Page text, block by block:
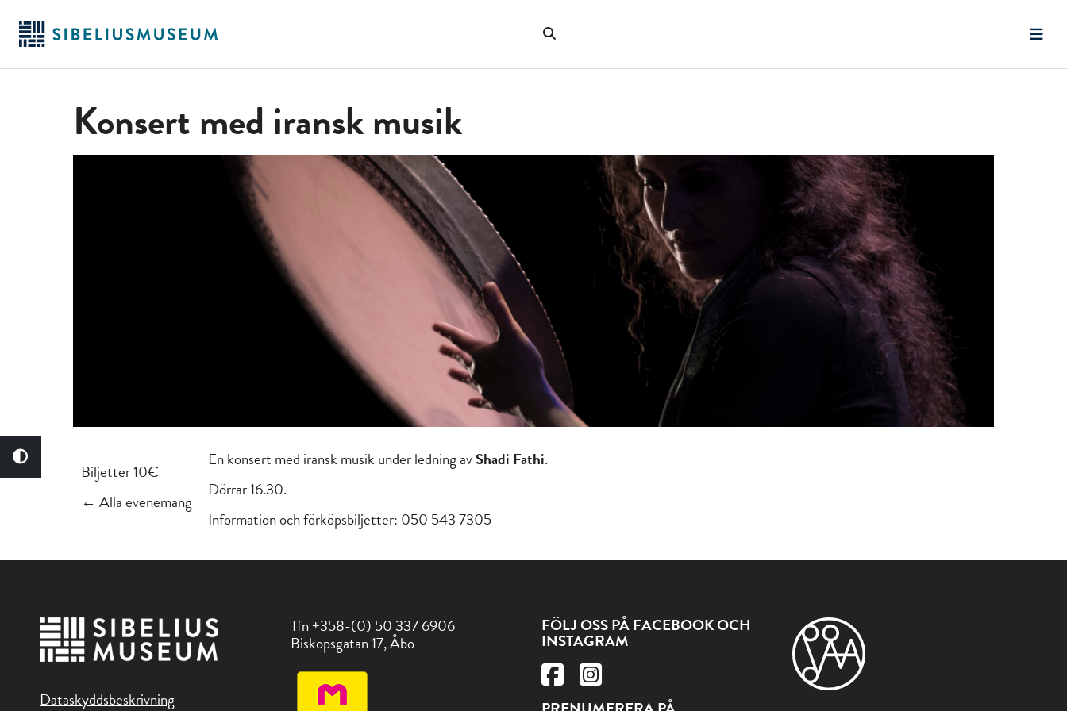
huvudinnehållet
Sök
webbplatsen
Konsert med iransk musik
Biljetter 10€
← Alla evenemang
En konsert med iransk musik under ledning avShadi Fathi.
Dörrar 16.30.
Information och förköpsbiljetter: 050 543 7305
Dataskyddsbeskrivning
Tfn +358-(0) 50 337 6906
Biskopsgatan 17, Åbo
FÖLJ OSS PÅ FACEBOOK OCH
INSTAGRAM